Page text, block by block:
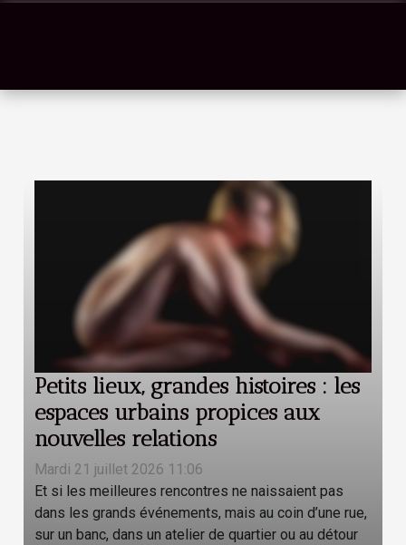
Petits lieux, grandes histoires : les
espaces urbains propices aux
nouvelles relations
Mardi 21 juillet 2026 11:06
Et si les meilleures rencontres ne naissaient pas
dans les grands événements, mais au coin d’une rue,
sur un banc, dans un atelier de quartier ou au détour